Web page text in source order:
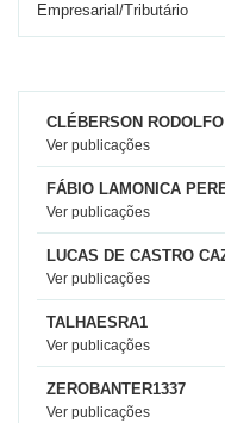
Empresarial/Tributário
CLÉBERSON
Ver publicações
FÁBIO LAMONICA
Ver publicações
LUCAS DE CASTRO
Ver publicações
TALHAESRA1
Ver publicações
ZEROBANTER1337
Ver publicações